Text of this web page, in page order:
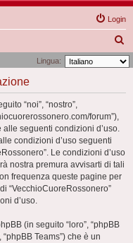
Login
e
Lingua:
“noi”, “nostro”,
forum”),
alle seguenti condizioni d’uso.
condizioni d’uso seguenti
Le condizioni d’uso
nostra premura avvisarti di tali
frequenza queste pagine per
“VecchioCuoreRossonero”
d’uso.
(in seguito “loro”, “phpBB
“phpBB Teams”) che è un